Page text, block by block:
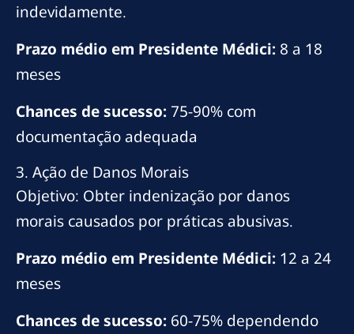
indevidamente.
Prazo médio em Presidente Médici: 8 a 18
meses
Chances de sucesso: 75-90% com
documentação adequada
3. Ação de Danos Morais
Objetivo: Obter indenização por danos
morais causados por práticas abusivas.
Prazo médio em Presidente Médici: 12 a 24
meses
Chances de sucesso: 60-75% dependendo